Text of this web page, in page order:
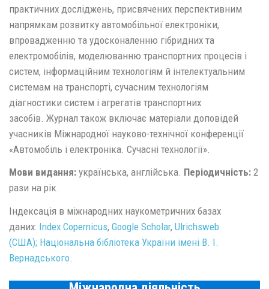
практичних досліджень, присвячених перспективним
напрямкам розвитку автомобільної електроніки,
впровадженню та удосконаленню гібридних та
електромобілів, моделюванню транспортних процесів і
систем, інформаційним технологіям й інтелектуальним
системам на транспорті, сучасним технологіям
діагностики систем і агрегатів транспортних
засобів. Журнал також включає матеріали доповідей
учасників Міжнародної науково-технічної конференції
«Автомобіль і електроніка. Сучасні технології».
Мови видання: українська, англійська. Періодичність: 2
рази на рік.
Індексація в міжнародних наукометричних базах
даних: Index Copernicus, Google Scholar, Ulrichsweb
(США); Національна бібліотека України імені В. І.
Вернадського